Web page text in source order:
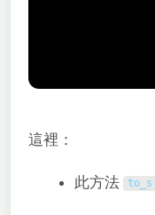
這裡：
此方法 to_s